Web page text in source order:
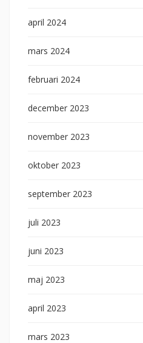
april 2024
mars 2024
februari 2024
december 2023
november 2023
oktober 2023
september 2023
juli 2023
juni 2023
maj 2023
april 2023
mars 2023